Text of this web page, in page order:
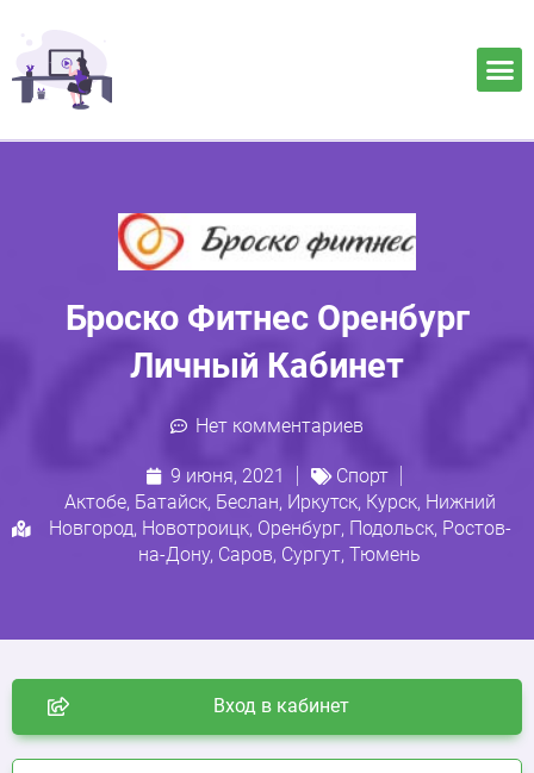
Броско Фитнес Оренбург
Личный Кабинет
Нет комментариев
9 июня, 2021
Спорт
Актобе, Батайск, Беслан, Иркутск, Курск, Нижний
Новгород, Новотроицк, Оренбург, Подольск, Ростов-
на-Дону, Саров, Сургут, Тюмень
Вход в кабинет